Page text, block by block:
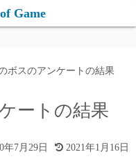
Game
ボスのアンケートの結果
ートの結果
年7月29日 2021年1月16日